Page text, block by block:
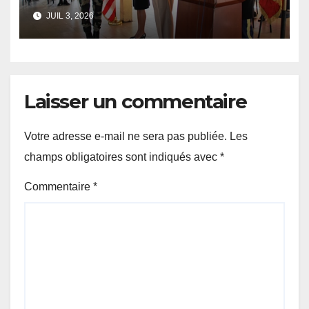
coopération lors d’un
entraînement conjoint au
Maroc
JUIL 3, 2026
Laisser un commentaire
Votre adresse e-mail ne sera pas publiée. Les
champs obligatoires sont indiqués avec *
Commentaire *